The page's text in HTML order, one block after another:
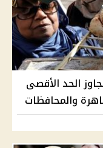
الحد الأقصى
والمحافظات